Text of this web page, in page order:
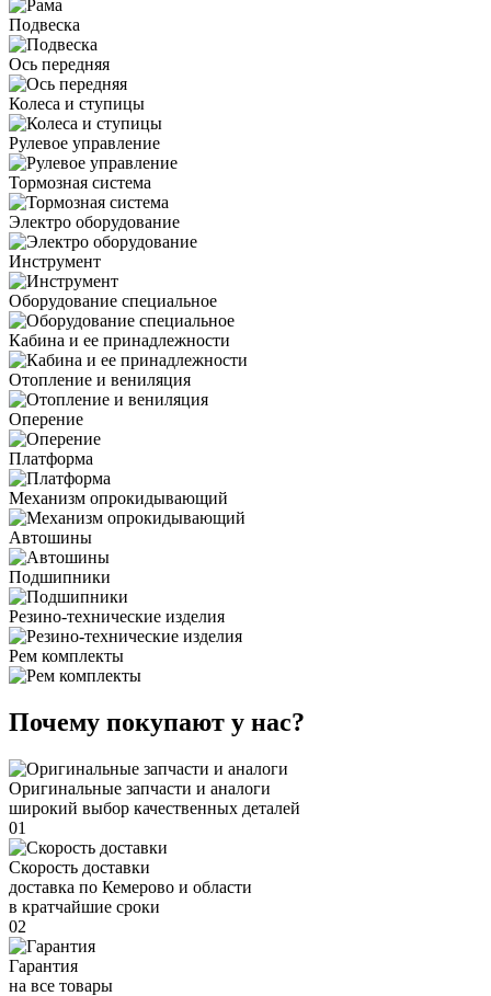
Подвеска
Ось передняя
Колеса и ступицы
Рулевое управление
Тормозная система
Электро оборудование
Инструмент
Оборудование специальное
Кабина и ее принадлежности
Отопление и вениляция
Оперение
Платформа
Механизм опрокидывающий
Автошины
Подшипники
Резино-технические изделия
Рем комплекты
Почему покупают у нас?
Оригинальные запчасти и аналоги
широкий выбор качественных деталей
01
Скорость доставки
доставка по Кемерово и области
в кратчайшие сроки
02
Гарантия
на все товары